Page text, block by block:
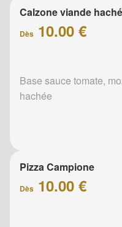
Calzone viande
Dès 10.00 €
Base sauce tomate,
hachée
Pizza Campione
Dès 10.00 €